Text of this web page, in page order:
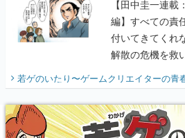
【田中圭一連
編】すべての責
付いてきてくれ
解散の危機を救
開く。業界の快
『少年ジャンプ
り】
若ゲのいたり〜ゲームクリエイターの青